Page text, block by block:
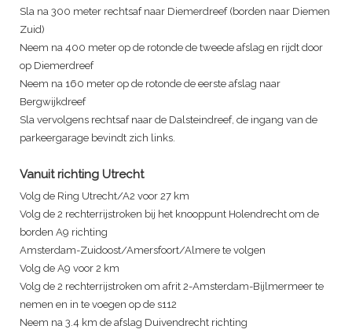
Sla na 300 meter rechtsaf naar Diemerdreef (borden naar Diemen
Zuid)
Neem na 400 meter op de rotonde de tweede afslag en rijdt door
op Diemerdreef
Neem na 160 meter op de rotonde de eerste afslag naar
Bergwijkdreef
Sla vervolgens rechtsaf naar de Dalsteindreef, de ingang van de
parkeergarage bevindt zich links.
Vanuit richting Utrecht
Volg de Ring Utrecht/A2 voor 27 km
Volg de 2 rechterrijstroken bij het knooppunt Holendrecht om de
borden A9 richting
Amsterdam-Zuidoost/Amersfoort/Almere te volgen
Volg de A9 voor 2 km
Volg de 2 rechterrijstroken om afrit 2-Amsterdam-Bijlmermeer te
nemen en in te voegen op de s112
Neem na 3.4 km de afslag Duivendrecht richting